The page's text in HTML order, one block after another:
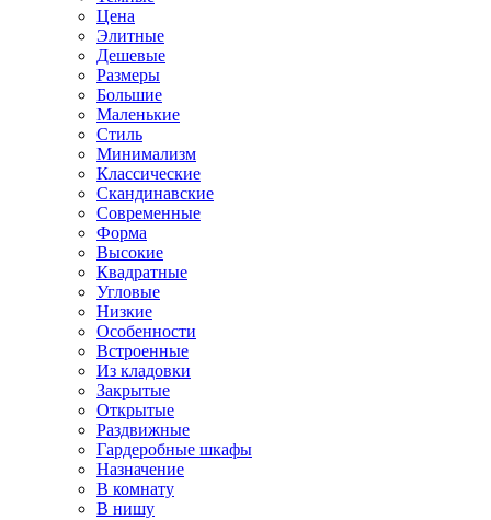
Цена
Элитные
Дешевые
Размеры
Большие
Маленькие
Стиль
Минимализм
Классические
Скандинавские
Современные
Форма
Высокие
Квадратные
Угловые
Низкие
Особенности
Встроенные
Из кладовки
Закрытые
Открытые
Раздвижные
Гардеробные шкафы
Назначение
В комнату
В нишу